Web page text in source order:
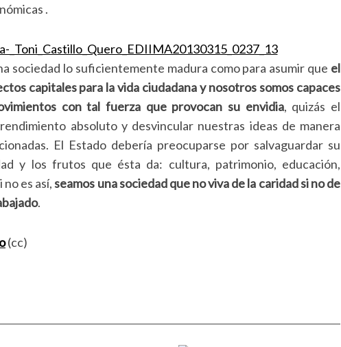
.
sociedad lo suficientemente madura como para asumir que el
capitales para la vida ciudadana y nosotros somos capaces
con tal fuerza que provocan su envidia, quizás el
absoluto y desvincular nuestras ideas de manera
El Estado debería preocuparse por salvaguardar su
y los frutos que ésta da: cultura, patrimonio, educación,
no es así,seamos una sociedad que no viva de la caridad si no de
.
(cc)